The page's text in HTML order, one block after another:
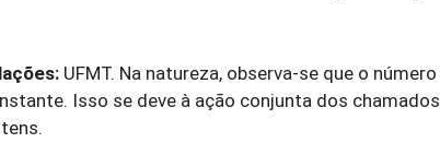
UFMT. Na natureza, observa-se que o
Isso se deve à ação conjunta dos